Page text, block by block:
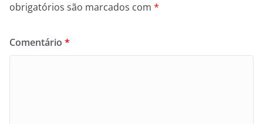
obrigatórios são marcados com *
Comentário *